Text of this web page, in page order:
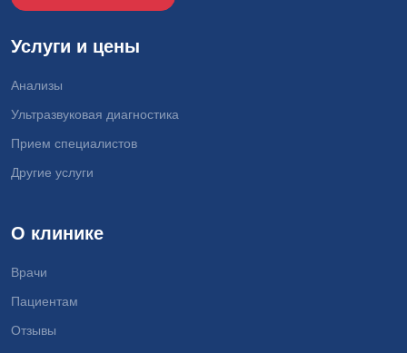
Услуги и цены
Анализы
Ультразвуковая диагностика
Прием специалистов
Другие услуги
О клинике
Врачи
Пациентам
Отзывы